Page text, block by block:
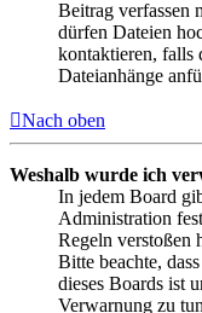
Beitrag verfassen
dürfen Dateien
kontaktieren, falls
Dateianhänge
Nach oben
Weshalb wurde ich
In jedem Board
Administration
Regeln verstoßen
Bitte beachte,
dieses Boards ist
Verwarnung zu